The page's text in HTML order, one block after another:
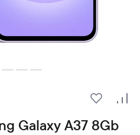
В
Galaxy A37 8Gb